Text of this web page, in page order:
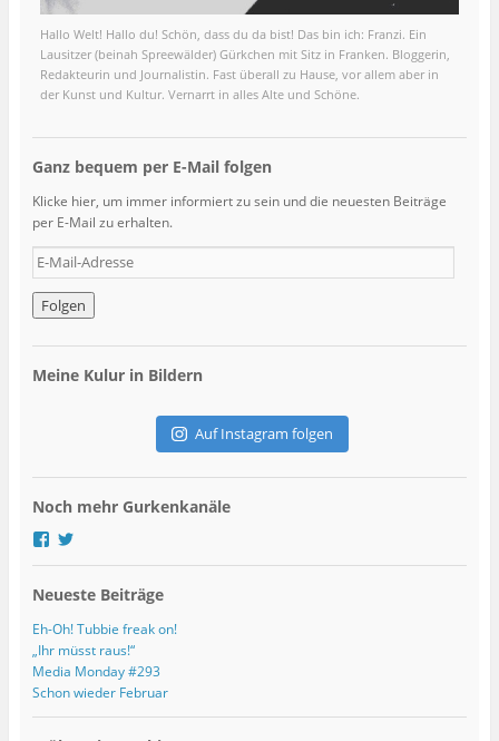
Hallo Welt! Hallo du! Schön, dass du da bist! Das bin ich: Franzi. Ein
Lausitzer (beinah Spreewälder) Gürkchen mit Sitz in Franken. Bloggerin,
Redakteurin und Journalistin. Fast überall zu Hause, vor allem aber in
der Kunst und Kultur. Vernarrt in alles Alte und Schöne.
Ganz bequem per E-Mail folgen
Klicke hier, um immer informiert zu sein und die neuesten Beiträge
per E-Mail zu erhalten.
E
-
M
a
i
-
s
e
Meine Kulur in Bildern
Auf Instagram folgen
Noch mehr Gurkenkanäle
P
f
l
v
o
n
g
u
f
l
v
o
n
G
u
Neueste Beiträge
Eh-Oh! Tubbie freak on!
„Ihr müsst raus!“
Media Monday #293
Schon wieder Februar